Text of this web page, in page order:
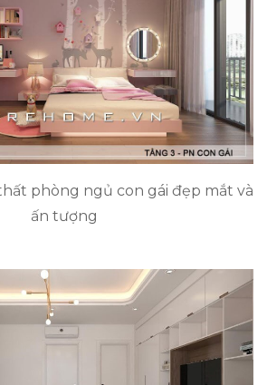
phòng ngủ con gái đẹp mắt và
ấn tượng